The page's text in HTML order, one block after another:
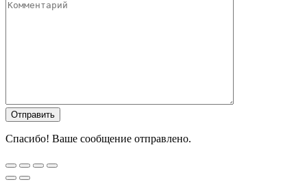
Спасибо! Ваше сообщение отправлено.